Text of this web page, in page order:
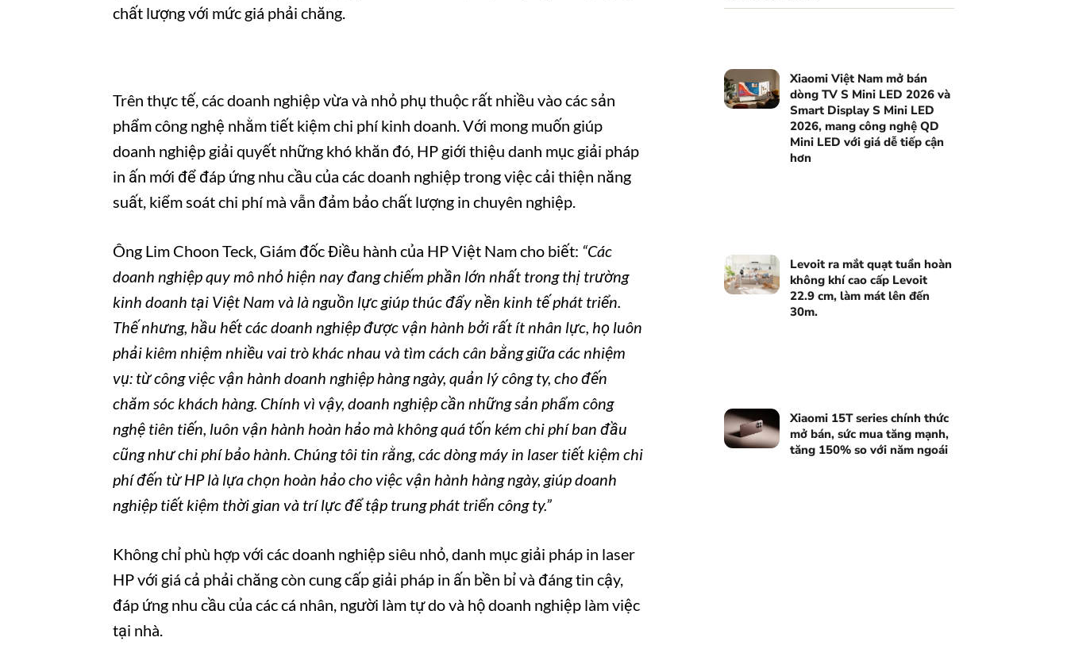
Xiaomi Việt Nam mở bán
dòng TV S Mini LED 2026 và
Smart Display S Mini LED
2026, mang công nghệ QD
Mini LED với giá dễ tiếp cận
hơn
Levoit ra mắt quạt tuần hoàn
không khí cao cấp Levoit
22.9 cm, làm mát lên đến
30m.
Xiaomi 15T series chính thức
mở bán, sức mua tăng mạnh,
tăng 150% so với năm ngoái
chất lượng với mức giá phải chăng.
Trên thực tế, các doanh nghiệp vừa và nhỏ phụ thuộc rất nhiều vào các sản
phẩm công nghệ nhằm tiết kiệm chi phí kinh doanh. Với mong muốn giúp
doanh nghiệp giải quyết những khó khăn đó, HP giới thiệu danh mục giải pháp
in ấn mới để đáp ứng nhu cầu của các doanh nghiệp trong việc cải thiện năng
suất, kiểm soát chi phí mà vẫn đảm bảo chất lượng in chuyên nghiệp.
Ông Lim Choon Teck, Giám đốc Điều hành của HP Việt Nam cho biết: “Các
doanh nghiệp quy mô nhỏ hiện nay đang chiếm phần lớn nhất trong thị trường
kinh doanh tại Việt Nam và là nguồn lực giúp thúc đẩy nền kinh tế phát triển.
Thế nhưng, hầu hết các doanh nghiệp được vận hành bởi rất ít nhân lực, họ luôn
phải kiêm nhiệm nhiều vai trò khác nhau và tìm cách cân bằng giữa các nhiệm
vụ: từ công việc vận hành doanh nghiệp hàng ngày, quản lý công ty, cho đến
chăm sóc khách hàng. Chính vì vậy, doanh nghiệp cần những sản phẩm công
nghệ tiên tiến, luôn vận hành hoàn hảo mà không quá tốn kém chi phí ban đầu
cũng như chi phí bảo hành. Chúng tôi tin rằng, các dòng máy in laser tiết kiệm chi
phí đến từ HP là lựa chọn hoàn hảo cho việc vận hành hàng ngày, giúp doanh
nghiệp tiết kiệm thời gian và trí lực để tập trung phát triển công ty.”
Không chỉ phù hợp với các doanh nghiệp siêu nhỏ, danh mục giải pháp in laser
HP với giá cả phải chăng còn cung cấp giải pháp in ấn bền bỉ và đáng tin cậy,
đáp ứng nhu cầu của các cá nhân, người làm tự do và hộ doanh nghiệp làm việc
tại nhà.